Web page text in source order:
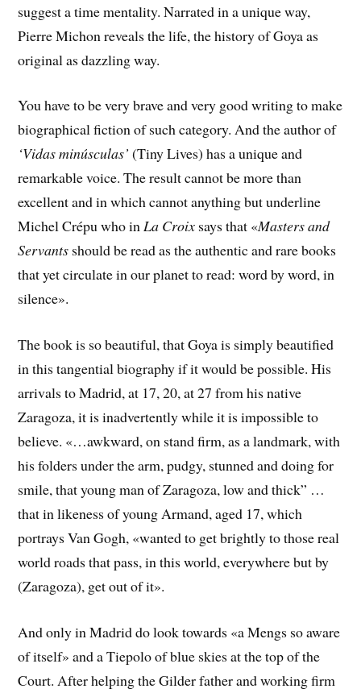
suggest a time mentality. Narrated in a unique way,
Pierre Michon reveals the life, the history of Goya as
original as dazzling way.
You have to be very brave and very good writing to make
biographical fiction of such category. And the author of
‘Vidas minúsculas’ (Tiny Lives) has a unique and
remarkable voice. The result cannot be more than
excellent and in which cannot anything but underline
Michel Crépu who inLa Croix says that «Masters and
Servants should be read as the authentic and rare books
that yet circulate in our planet to read: word by word, in
silence».
The book is so beautiful, that Goya is simply beautified
in this tangential biography if it would be possible. His
arrivals to Madrid, at 17, 20, at 27 from his native
Zaragoza, it is inadvertently while it is impossible to
believe. «…awkward, on stand firm, as a landmark, with
his folders under the arm, pudgy, stunned and doing for
smile, that young man of Zaragoza, low and thick” …
that in likeness of young Armand, aged 17, which
portrays Van Gogh, «wanted to get brightly to those real
world roads that pass, in this world, everywhere but by
(Zaragoza), get out of it».
And only in Madrid do look towards «a Mengs so aware
of itself» and a Tiepolo of blue skies at the top of the
Court. After helping the Gilder father and working firm